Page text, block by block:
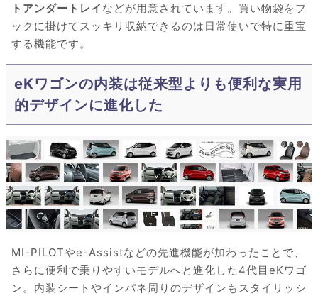
トアンダートレイ などが用意されています。買い物袋をフ
ックに掛けてスッキリ収納できるのは日常使いで特に重宝
する機能です。
eKワゴンの内装は従来型よりも便利な実用
的デザインに進化した
MI-PILOTやe-Assistなどの先進機能が加わったことで、
さらに便利で乗りやすいモデルへと進化した4代目eKワゴ
ン。内装シートやインパネ周りのデザインもスタイリッシ